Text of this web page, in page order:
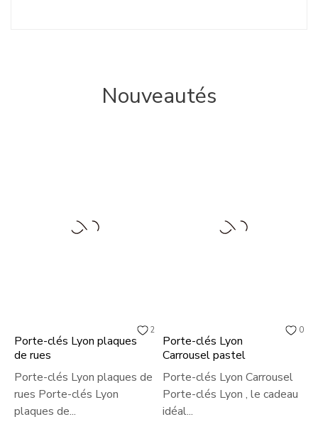
Nouveautés
2
Porte-clés Lyon plaques
de rues
Porte-clés Lyon plaques de
rues Porte-clés Lyon
plaques de...
0
Porte-clés Lyon
Carrousel pastel
Porte-clés Lyon Carrousel
Porte-clés Lyon , le cadeau
idéal...